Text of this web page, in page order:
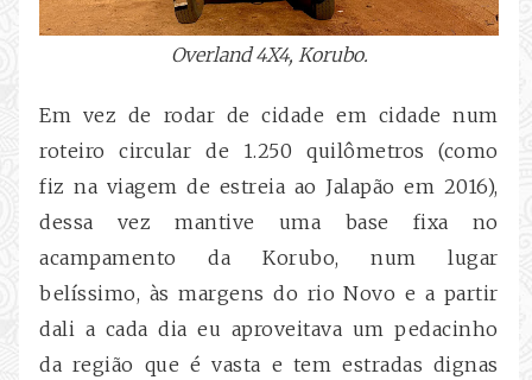
Overland 4X4, Korubo.
Em vez de rodar de cidade em cidade num
roteiro circular de 1.250 quilômetros (como
fiz na viagem de estreia ao Jalapão em 2016),
dessa vez mantive uma base fixa no
acampamento da Korubo, num lugar
belíssimo, às margens do rio Novo e a partir
dali a cada dia eu aproveitava um pedacinho
da região que é vasta e tem estradas dignas